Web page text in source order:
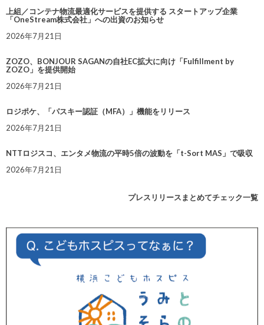
上組／コンテナ物流最適化サービスを提供する スタートアップ企業
「OneStream株式会社」への出資のお知らせ
2026年7月21日
ZOZO、BONJOUR SAGANの自社EC拡大に向け「Fulfillment by
ZOZO」を提供開始
2026年7月21日
ロジポケ、「パスキー認証（MFA）」機能をリリース
2026年7月21日
NTTロジスコ、エンタメ物流の平時5倍の波動を「t-Sort MAS」で吸収
2026年7月21日
プレスリリースまとめてチェック一覧